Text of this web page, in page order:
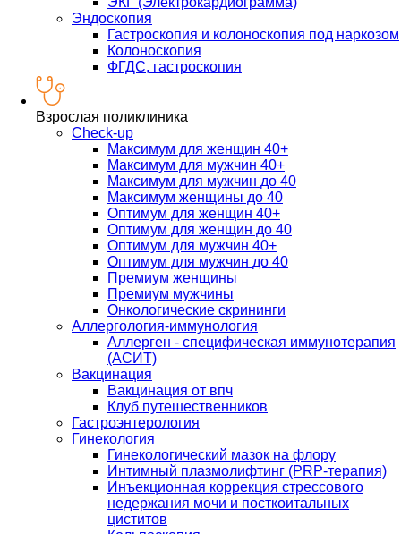
Эндоскопия
Гастроскопия и колоноскопия под наркозом
Колоноскопия
ФГДС, гастроскопия
Взрослая поликлиника
Check-up
Максимум для женщин 40+
Максимум для мужчин 40+
Максимум для мужчин до 40
Максимум женщины до 40
Оптимум для женщин 40+
Оптимум для женщин до 40
Оптимум для мужчин 40+
Оптимум для мужчин до 40
Премиум женщины
Премиум мужчины
Онкологические скрининги
Аллергология-иммунология
Аллерген - специфическая иммунотерапия
(АСИТ)
Вакцинация
Вакцинация от впч
Клуб путешественников
Гастроэнтерология
Гинекология
Гинекологический мазок на флору
Интимный плазмолифтинг (PRP-терапия)
Инъекционная коррекция стрессового
недержания мочи и посткоитальных
циститов